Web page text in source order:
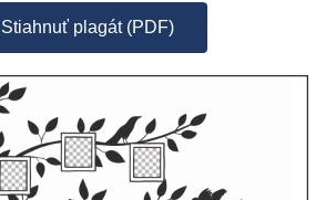
Stiahnuť plagát (PDF)